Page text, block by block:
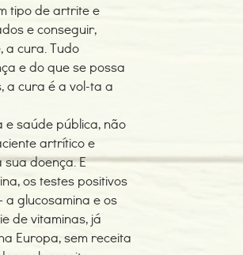
tipo de artrite e
e conseguir,
a cura. Tudo
e do que se possa
a cura é a vol-ta a
e saúde pública, não
artrítico e
doença. E
os testes positivos
glucosamina e os
de vitaminas, já
Europa, sem receita